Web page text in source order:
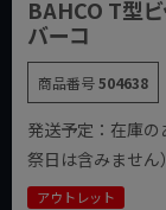
BAHCO T型
バーコ
商品番号504638
発送予定：在庫
祭日は含みません）
アウトレット